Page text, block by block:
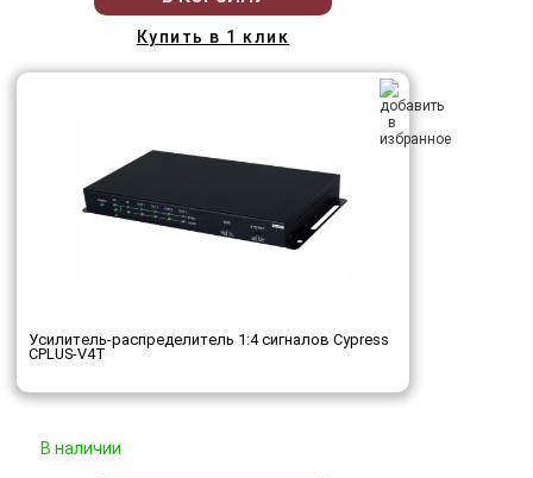
Купить в 1 клик
Усилитель-распределитель 1:4 сигналов Cypress
CPLUS-V4T
В наличии